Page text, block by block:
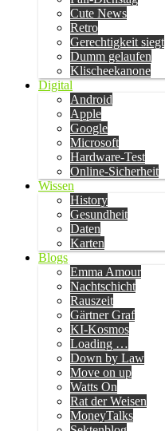
Cute News
Retro
Gerechtigkeit siegt
Dumm gelaufen
Klischeekanone
Digital
Android
Apple
Google
Microsoft
Hardware-Test
Online-Sicherheit
Wissen
History
Gesundheit
Daten
Karten
Blogs
Emma Amour
Nachtschicht
Rauszeit
Gärtner Graf
KI-Kosmos
Loading …
Down by Law
Move on up
Watts On
Rat der Weisen
MoneyTalks